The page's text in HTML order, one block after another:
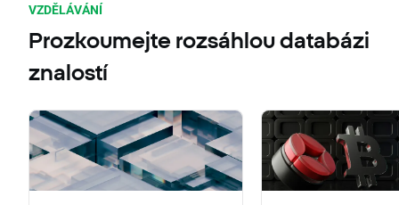
VZDĚLÁVÁNÍ
Prozkoumejte rozsáhlou databázi
znalostí